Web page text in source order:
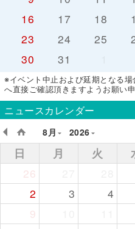
16
17 18
23
24 25
30
31
※イベント中止および延期となる
へ直接ご確認頂きますようお願い申
ニュースカレンダー
8月
2026
日 月 火
26
2
3 4
9